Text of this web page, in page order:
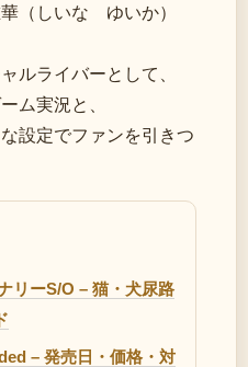
（しいな ゆいか）
ルライバーとして、
ム実況と、
設定でファンを引きつ
リーS/O – 猫・犬尿路
– 発売日・価格・対